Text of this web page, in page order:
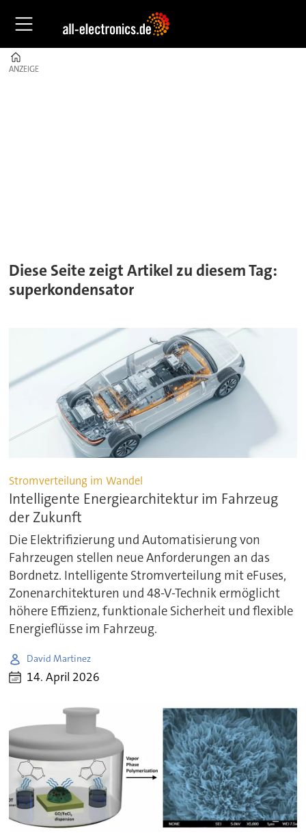
ANZEIGE
ANZEIGE
Diese Seite zeigt Artikel zu diesem Tag:
superkondensator
Stromverteilung im Wandel
Intelligente Energiearchitektur im Fahrzeug
der Zukunft
Die Elektrifizierung und Automatisierung von
Fahrzeugen stellen neue Anforderungen an das
Bordnetz. Intelligente Stromverteilung mit eFuses,
Zonenarchitekturen und 48-V-Technik ermöglicht
höhere Effizienz, funktionale Sicherheit und flexible
Energieflüsse im Fahrzeug.
David Martinez
14. April 2026